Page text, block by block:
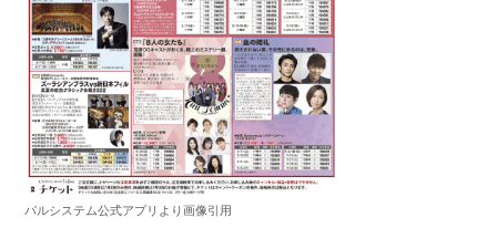
パルシステム公式アプリより画像引用